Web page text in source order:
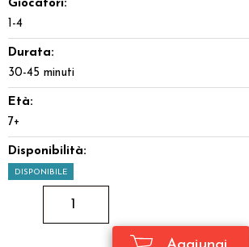
Giocatori:
1-4
Durata:
30-45 minuti
Età:
7+
Disponibilità:
DISPONIBILE